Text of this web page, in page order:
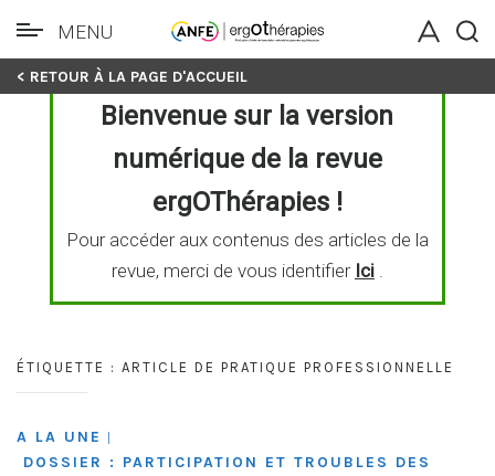
Skip
MENU
< RETOUR À LA PAGE D'ACCUEIL
Bienvenue sur la version
numérique de la revue
ergOThérapies !
Pour accéder aux contenus des articles de la
revue, merci de vous identifier Ici.
ÉTIQUETTE : ARTICLE DE PRATIQUE PROFESSIONNELLE
A LA UNE |
DOSSIER : PARTICIPATION ET TROUBLES DES